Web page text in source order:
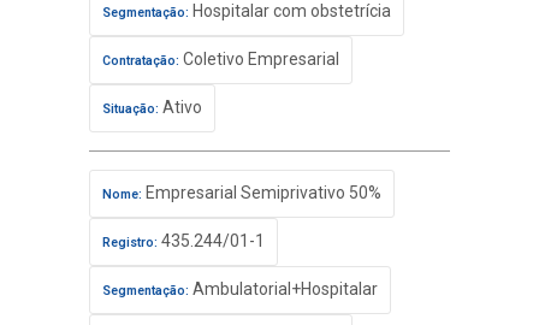
Segmentação: Hospitalar com obstetrícia
Contratação: Coletivo Empresarial
Situação: Ativo
Nome: Empresarial Semiprivativo 50%
Registro: 435.244/01-1
Segmentação: Ambulatorial+Hospitalar